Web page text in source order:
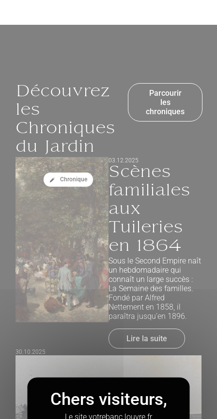
Découvrez
les
Chroniques
du Jardin
Parcourir
les
chroniques
Chronique
03.12.2025
Scènes
familiales
aux
Tuileries
en 1864
Sous le Second Empire naît
un hebdomadaire qui
connaît un large succès :
La Semaine des familles.
Fondé par Alfred
Nettement en 1858, il
paraîtra jusqu’en 1896.
Lire la suite
30.10.2025
Le site votrebanc.louvre.fr